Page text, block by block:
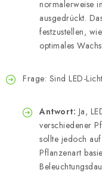
normalerweise
ausgedrückt.
festzustellen,
optimales
Frage: Sind LED-
Antwort: Ja,
verschiedener
sollte jedoch
Pflanzenart